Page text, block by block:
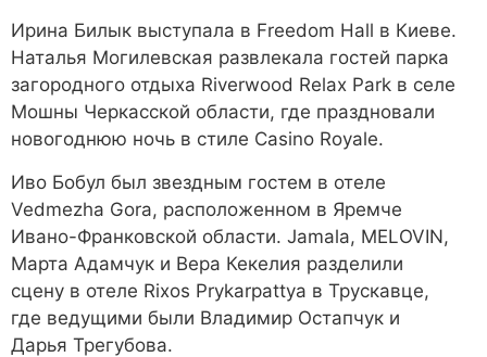
Ирина Билык выступала в Freedom Hall в Киеве.
Наталья Могилевская развлекала гостей парка
загородного отдыха Riverwood Relax Park в селе
Мошны Черкасской области, где праздновали
новогоднюю ночь в стиле Casino Royale.
Иво Бобул был звездным гостем в отеле
Vedmezha Gora, расположенном в Яремче
Ивано-Франковской области. Jamala, MELOVIN,
Марта Адамчук и Вера Кекелия разделили
сцену в отеле Rixos Prykarpattya в Трускавце,
где ведущими были Владимир Остапчук и
Дарья Трегубова.